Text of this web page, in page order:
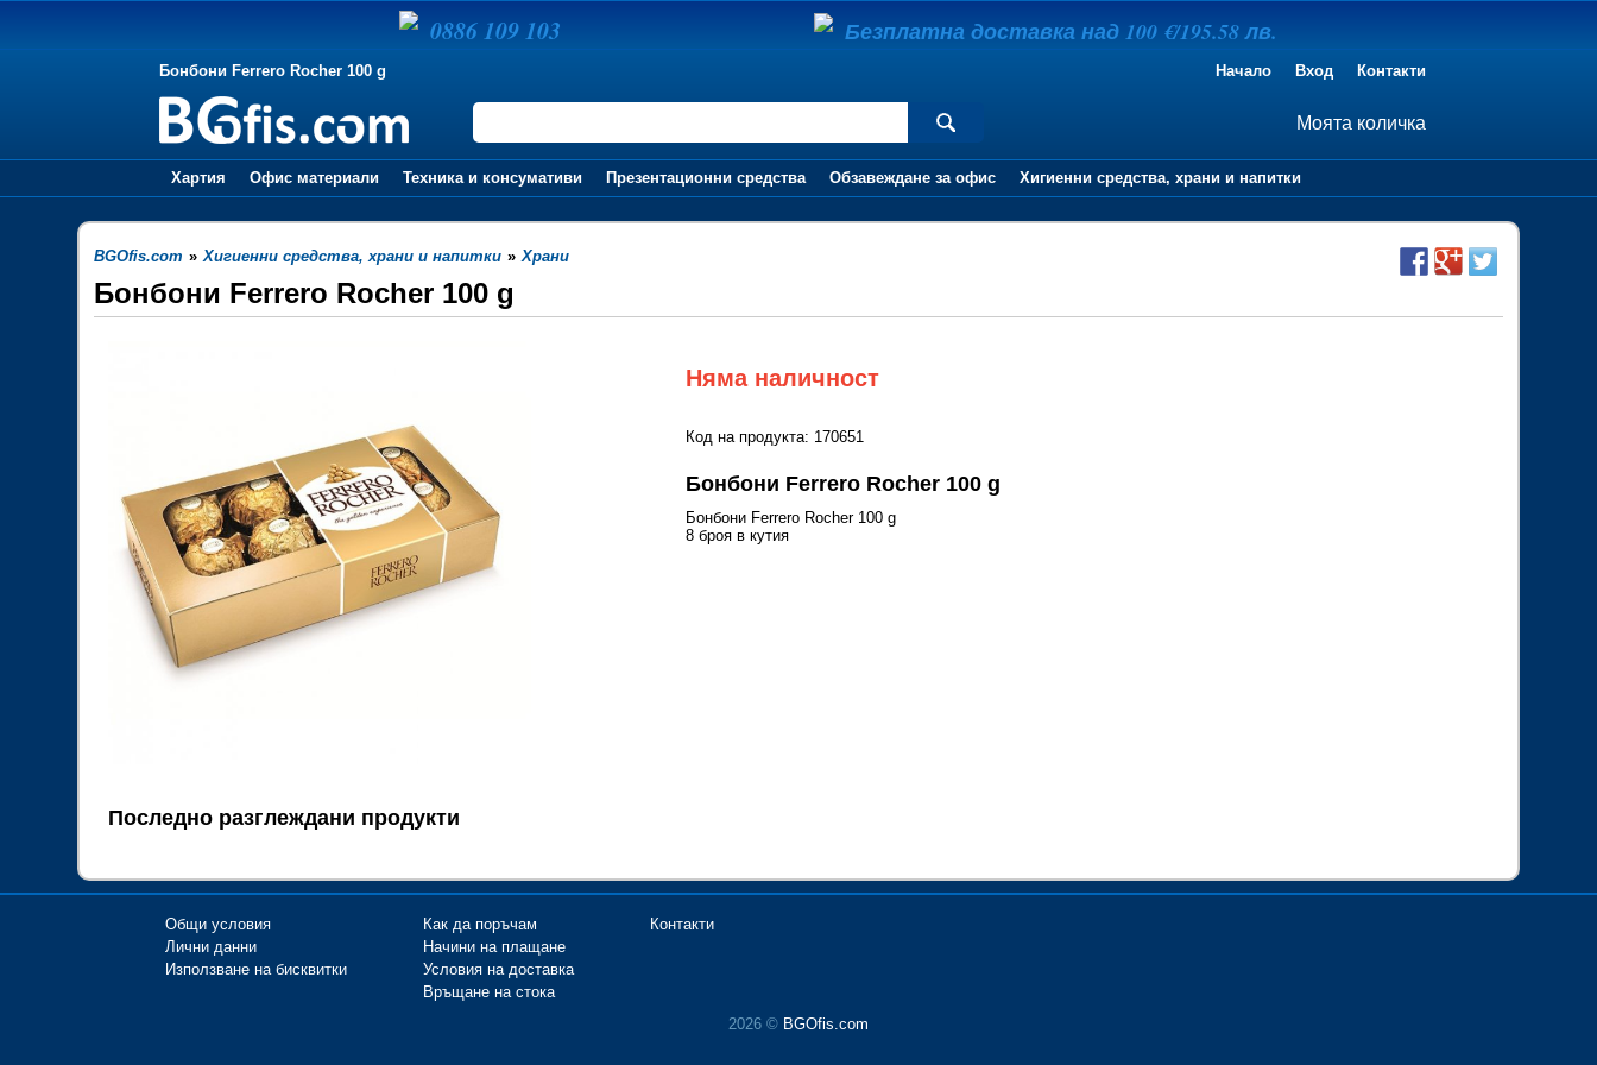
Бонбони Ferrero Rocher 100 g Начало Вход Контакти
Моята количка
Хартия Офис материали Техника и консумативи Презентационни средства Обзавеждане за офис Хигиенни средства, храни и напитки
BGOfis.com » Хигиенни средства, храни и напитки » Храни
Бонбони Ferrero Rocher 100 g
Няма наличност
Код на продукта: 170651
Бонбони Ferrero Rocher 100 g
Бонбони Ferrero Rocher 100 g
8 броя в кутия
Последно разглеждани продукти
0886 109 103 Безплатна доставка над 100 €/195.58 лв.
Общи условия
Лични данни
Използване на бисквитки
Как да поръчам
Начини на плащане
Условия на доставка
Връщане на стока
Контакти
2026 © BGOfis.com